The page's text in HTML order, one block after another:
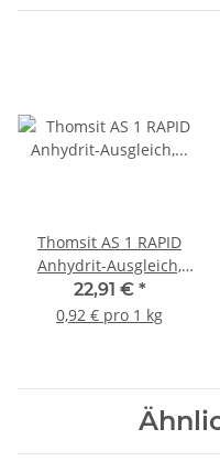
Thomsit AS 1 RAPID
Anhydrit-Ausgleich,
Bodenausgleichsmasse
25kg
22,91 € *
0,92 € pro 1 kg